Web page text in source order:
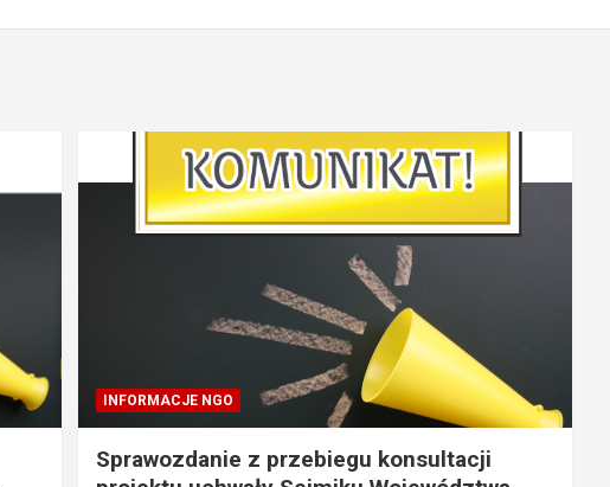
INFORMACJE NGO
Sprawozdanie z przebiegu konsultacji